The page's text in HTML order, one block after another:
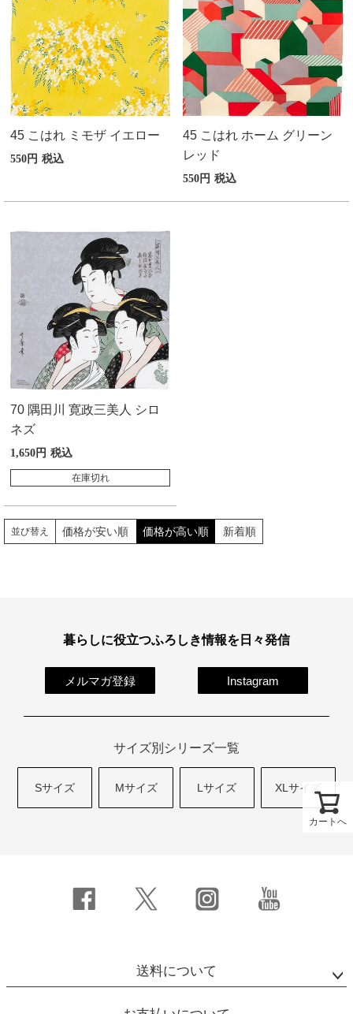
45 こはれ ミモザ イエロー
550 税込
45 こはれ ホーム グリーン
レッド
550 税込
70 隅田川 寛政三美人 シロ
ネズ
1,650 税込
在庫切れ
並び替え 価格が安い順 価格が高い順 新着順
カートへ
暮らしに役立つふろしき情報を日々発信
メルマガ登録 Instagram
サイズ別シリーズ一覧
Sサイズ Mサイズ Lサイズ XLサイズ
送料について